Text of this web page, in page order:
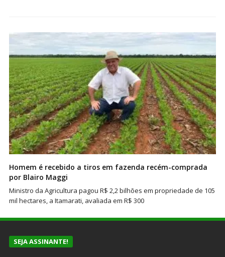
Homem é recebido a tiros em fazenda recém-comprada
por Blairo Maggi
Ministro da Agricultura pagou R$ 2,2 bilhões em propriedade de 105
mil hectares, a Itamarati, avaliada em R$ 300
SEJA ASSINANTE!